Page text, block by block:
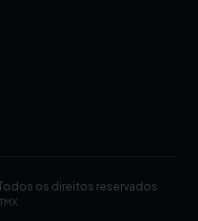
os direitos reservados